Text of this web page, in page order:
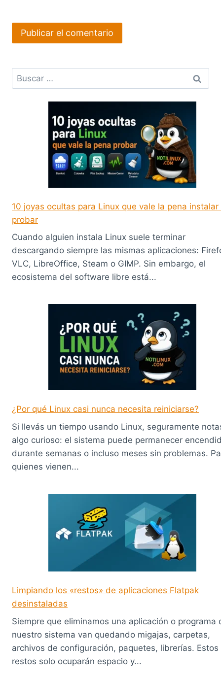
Buscar:
10 joyas ocultas para Linux que vale la pena instalar
probar
Cuando alguien instala Linux suele terminar
descargando siempre las mismas aplicaciones:
VLC, LibreOffice, Steam o GIMP. Sin embargo, el
ecosistema del software libre está...
¿Por qué Linux casi nunca necesita reiniciarse?
Si llevás un tiempo usando Linux, seguramente
algo curioso: el sistema puede permanecer
durante semanas o incluso meses sin problemas.
quienes vienen...
Limpiando los «restos» de aplicaciones Flatpak
desinstaladas
Siempre que eliminamos una aplicación o programa
nuestro sistema van quedando migajas, carpetas,
archivos de configuración, paquetes, librerías. Estos
restos solo ocuparán espacio y...